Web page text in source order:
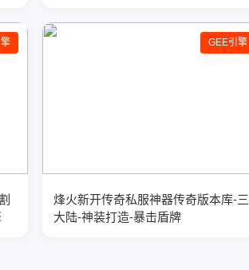
GEE引擎
烽火新开传奇私服神器传奇版本库-三
大陆-神装打造-暴击盾牌